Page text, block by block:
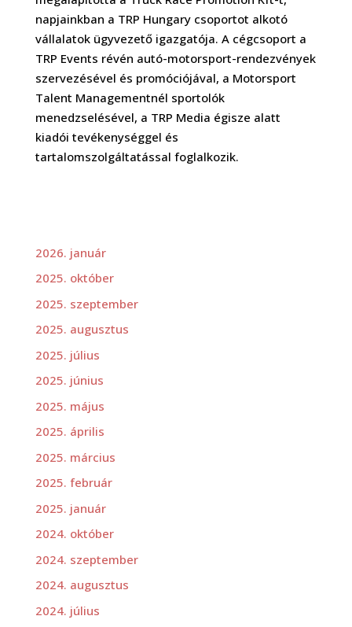
napjainkban a TRP Hungary csoportot alkotó
vállalatok ügyvezető igazgatója. A cégcsoport a
TRP Events révén autó-motorsport-rendezvények
szervezésével és promóciójával, a Motorsport
Talent Managementnél sportolók
menedzselésével, a TRP Media égisze alatt
kiadói tevékenységgel és
tartalomszolgáltatással foglalkozik.
2026. január
2025. október
2025. szeptember
2025. augusztus
2025. július
2025. június
2025. május
2025. április
2025. március
2025. február
2025. január
2024. október
2024. szeptember
2024. augusztus
2024. július